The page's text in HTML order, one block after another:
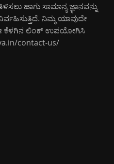
ಹಾಗು ಸಾಮಾನ್ಯ ಜ್ಞಾನವನ್ನು
ನಿಮ್ಮ ಯಾವುದೇ
ಕೆಳಗಿನ ಲಿಂಕ್ ಉಪಯೋಗಿಸಿ
contact-us/